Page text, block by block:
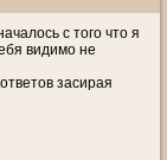
с того что я
видимо не
засирая